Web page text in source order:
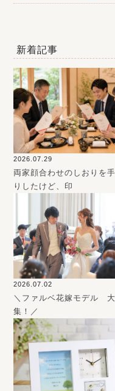
新着記事
2026.07.29
両家顔合わせのしおりを
りしたけど、印
2026.07.02
＼ファルベ花嫁モデル
集！／